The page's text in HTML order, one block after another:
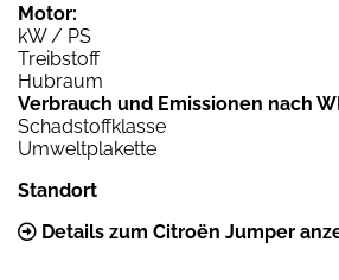
Motor:
kW / PS
Treibstoff
Hubraum
Verbrauch und Emissionen nach
Schadstoffklasse
Umweltplakette
Standort
Details zum Citroën Jumper